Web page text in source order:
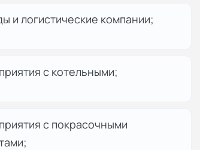
и логистические компании;
с котельными;
с покрасочными